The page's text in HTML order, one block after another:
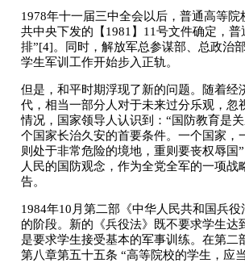
1978年十一届三中全会以后，普通高等
共中央下发的【1981】11号文件确定，
排”[4]。同时，解放军总参谋部、总政治
学生军训工作开始步入正轨。
但是，和平时期浮现了新的问题。随着
代，相当一部分人对于未来过分乐观，
情况，国家领导人认识到：“国防教育是
个国家长治久安的首要条件。一个国家
则处于非常危险的境地，重则要丧权辱
人民的国防观念，作为全党全军的一项
告。
1984年10月第二部《中华人民共和国兵
的阶段。新的《兵役法》既不要求学生
是要求学生接受基本的军事训练。在第
第八章第五十五条 “高等院校的学生，应